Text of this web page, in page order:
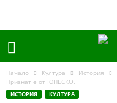
Начало Култура История
Признат е от ЮНЕСКО.
ИСТОРИЯ КУЛТУРА